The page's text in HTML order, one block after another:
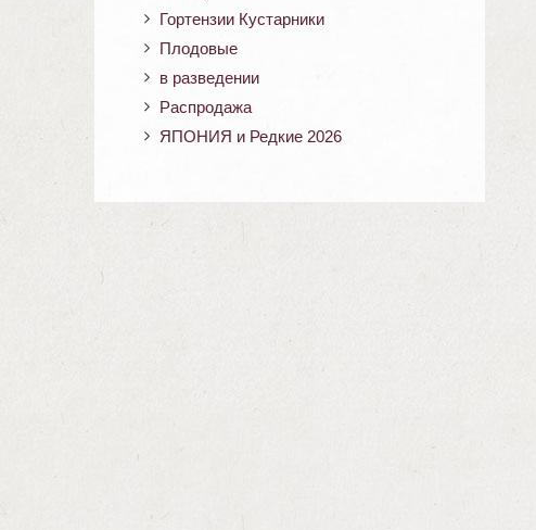
Гортензии Кустарники
Плодовые
в разведении
Распродажа
ЯПОНИЯ и Редкие 2026